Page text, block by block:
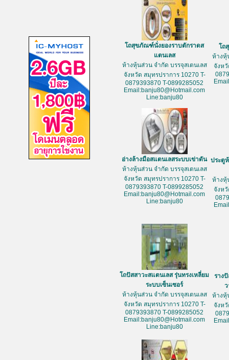
โถสุขภัณฑ์นั่งยองราบตักราดส
แตนเลส
ห้างหุ้นส่วน จำกัด บรรจุสเตนเลส
จังหวัด สมุทรปราการ 10270 T-
0879393870 T-0899285052
Email:banju80@Hotmail.com
Line:banju80
โถ
ห้างหุ้
จังห
อ่างล้างมือสแตนเลสระบบเข่าดัน
ห้างหุ้นส่วน จำกัด บรรจุสเตนเลส
จังหวัด สมุทรปราการ 10270 T-
0879393870 T-0899285052
Email:banju80@Hotmail.com
Line:banju80
ประตู
ห้างหุ้
จังห
โถปัสสาวะสแตนเลส รุ่นทรงเหลี่ยม
ระบบเซ็นเซอร์
ห้างหุ้นส่วน จำกัด บรรจุสเตนเลส
จังหวัด สมุทรปราการ 10270 T-
0879393870 T-0899285052
Email:banju80@Hotmail.com
Line:banju80
ราง
ห้างหุ้
จังห